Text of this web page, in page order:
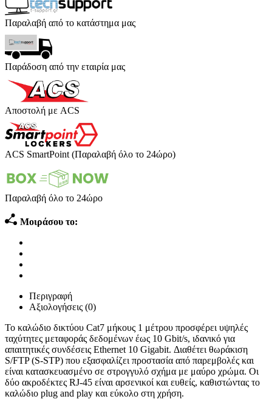
Παραλαβή από το κατάστημα μας
Παράδοση από την εταιρία μας
Αποστολή με ACS
ACS SmartPoint (Παραλαβή όλο το 24ώρο)
Παραλαβή όλο το 24ώρο
Μοιράσου το:
Περιγραφή
Αξιολογήσεις (0)
Το καλώδιο δικτύου Cat7 μήκους 1 μέτρου προσφέρει υψηλές
ταχύτητες μεταφοράς δεδομένων έως 10 Gbit/s, ιδανικό για
απαιτητικές συνδέσεις Ethernet 10 Gigabit. Διαθέτει θωράκιση
S/FTP (S-STP) που εξασφαλίζει προστασία από παρεμβολές και
είναι κατασκευασμένο σε στρογγυλό σχήμα με μαύρο χρώμα. Οι
δύο ακροδέκτες RJ-45 είναι αρσενικοί και ευθείς, καθιστώντας το
καλώδιο plug and play και εύκολο στη χρήση.